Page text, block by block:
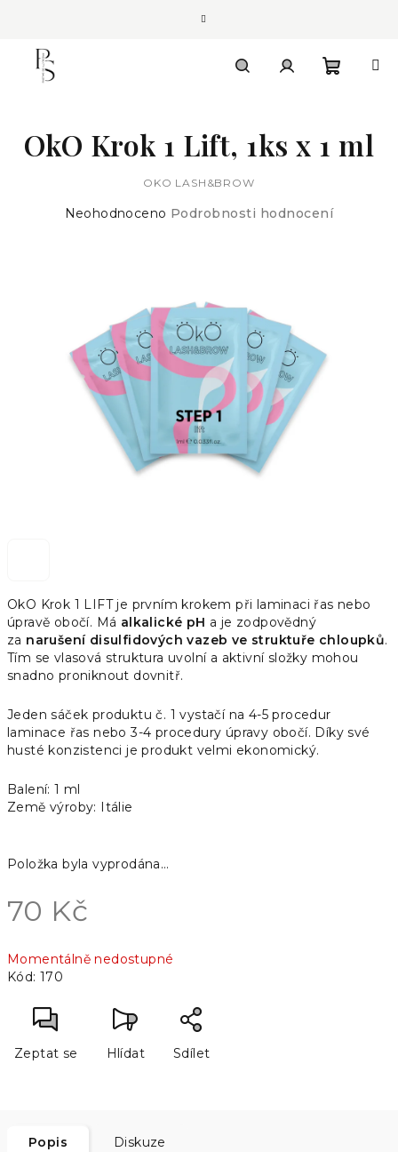
košík
OkO Krok 1 LIFT je prvním krokem při laminaci řas nebo
úpravě obočí. Má alkalické pH a je zodpovědný
za narušení disulfidových vazeb ve struktuře chloupků.
Tím se vlasová struktura uvolní a aktivní složky mohou
snadno proniknout dovnitř.
Jeden sáček produktu č. 1 vystačí na 4-5 procedur
laminace řas nebo 3-4 procedury úpravy obočí. Díky své
husté konzistenci je produkt velmi ekonomický.
Balení: 1 ml
Země výroby: Itálie
Položka byla vyprodána…
70 Kč
cena:
Momentálně nedostupné
Kód: 170
Zeptat se Hlídat Sdílet
OkO Krok 1 Lift, 1ks x 1 ml
OKO LASH&BROW
Průměrné
hvězdiček.
Neohodnoceno Podrobnosti hodnocení
Popis Diskuze